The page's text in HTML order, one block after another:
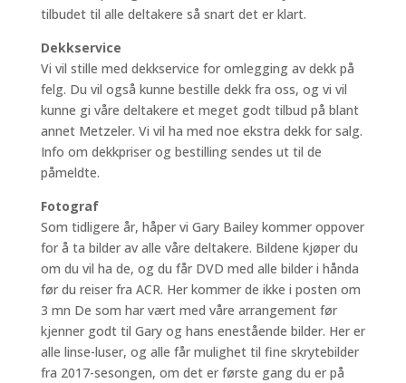
tilbudet til alle deltakere så snart det er klart.
Dekkservice
Vi vil stille med dekkservice for omlegging av dekk på
felg. Du vil også kunne bestille dekk fra oss, og vi vil
kunne gi våre deltakere et meget godt tilbud på blant
annet Metzeler. Vi vil ha med noe ekstra dekk for salg.
Info om dekkpriser og bestilling sendes ut til de
påmeldte.
Fotograf
Som tidligere år, håper vi Gary Bailey kommer oppover
for å ta bilder av alle våre deltakere. Bildene kjøper du
om du vil ha de, og du får DVD med alle bilder i hånda
før du reiser fra ACR. Her kommer de ikke i posten om
3 mn De som har vært med våre arrangement før
kjenner godt til Gary og hans enestående bilder. Her er
alle linse-luser, og alle får mulighet til fine skrytebilder
fra 2017-sesongen, om det er første gang du er på